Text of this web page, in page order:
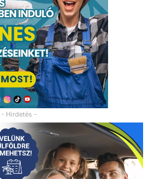
- Hirdetés -